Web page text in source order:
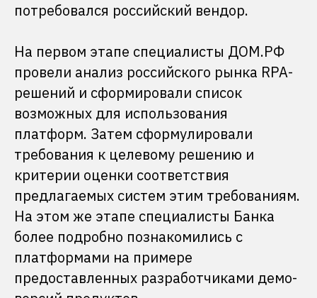
потребовался российский вендор.
На первом этапе специалисты ДОМ.РФ
провели анализ российского рынка RPA-
решений и сформировали список
возможных для использования
платформ. Затем сформулировали
требования к целевому решению и
критерии оценки соответствия
предлагаемых систем этим требованиям.
На этом же этапе специалисты Банка
более подробно познакомились с
платформами на примере
предоставленных разработчиками демо-